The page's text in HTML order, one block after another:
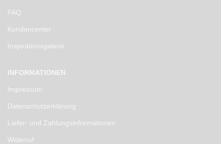
FAQ
Kundencenter
Inspirationsgalerie
INFORMATIONEN
Impressum
Datenschutzerklärung
Liefer- und Zahlungsinformationen
Widerruf